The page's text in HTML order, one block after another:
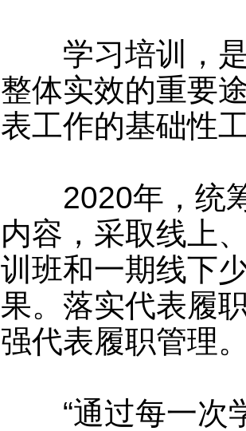
学习培训，是
整体实效的重要
表工作的基础性
2020年，统筹
内容，采取线上
训班和一期线下
果。落实代表履
强代表履职管理
“通过每一次学